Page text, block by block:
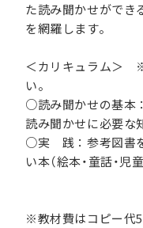
た読み聞かせができ
を網羅します。
＜カリキュラム＞
い。
○読み聞かせの基本
読み聞かせに必要な
○実 践：参考図書
い本（絵本・童話・児
※教材費はコピー代